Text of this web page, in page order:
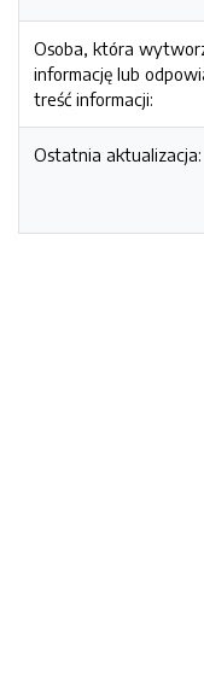
Osoba, która
informację lub
treść informacji:
Ostatnia aktualizacja: